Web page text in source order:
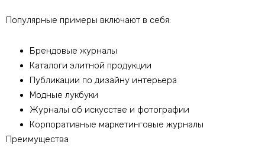
Популярные примеры включают в себя:
Брендовые журналы
Каталоги элитной продукции
Публикации по дизайну интерьера
Модные лукбуки
Журналы об искусстве и фотографии
Корпоративные маркетинговые журналы
Преимущества